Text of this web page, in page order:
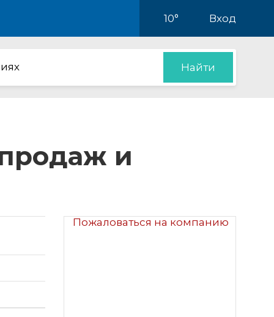
10° Вход
Найти
и
Пожаловаться на компанию